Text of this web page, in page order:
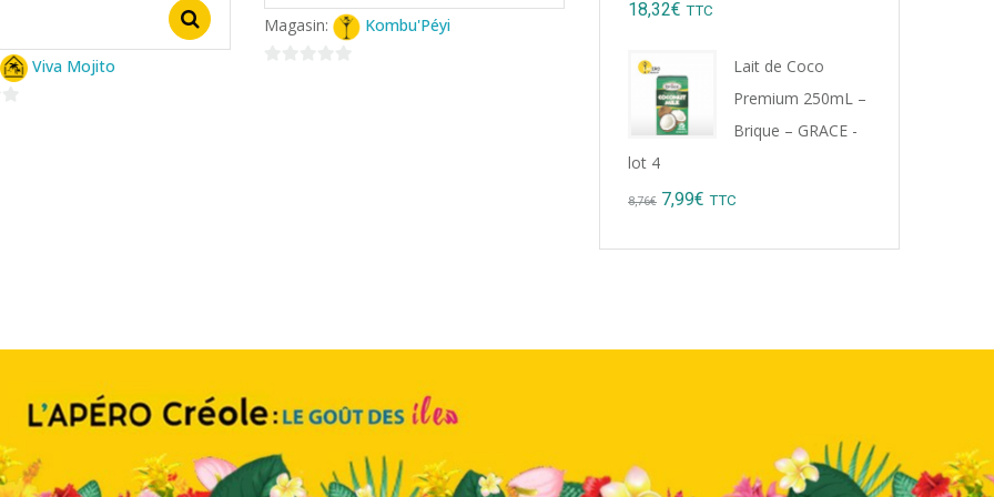
Select options
Viva Mojito
Magasin: Kombu'Péyi
18,32€ TTC
Lait de Coco
Premium 250mL –
Brique – GRACE -
lot 4
8,76€ Original
7,99€ Current
TTC